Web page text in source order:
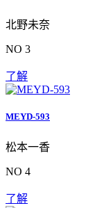
北野未奈
NO 3
了解
MEYD-593
松本一香
NO 4
了解